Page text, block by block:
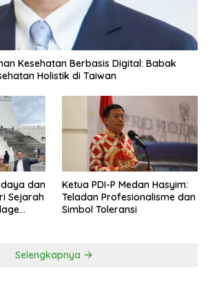
Kesehatan Berbasis Digital: Babak
Holistik di Taiwan
dan
Sejarah
Ketua PDI-P Medan Hasyim:
Teladan Profesionalisme dan
Simbol Toleransi
Selengkapnya